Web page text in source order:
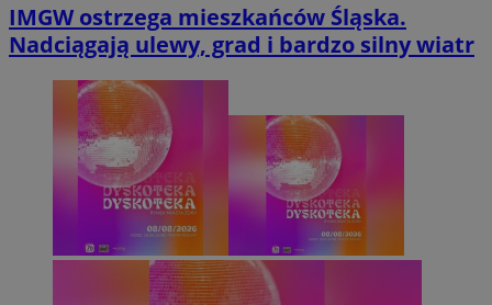
IMGW ostrzega mieszkańców Śląska.
Nadciągają ulewy, grad i bardzo silny wiatr